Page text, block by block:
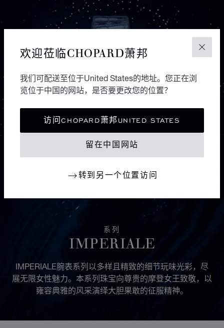
关闭
欢迎莅临CHOPARD萧邦
我们可配送至位于United States的地址。您正在浏
览位于中国的网站，是否要更改您的位置？
访问CHOPARD萧邦UNITED STATES
留在中国网站
转到另一个位置访问
系列
IMPERIALE
IMPERIALE腕表系列以多样且精致的细节玩味光彩，尽
展无限女性魅力。本系列珠宝向尊贵的摩登女王致敬，以
雍容典雅的风采演绎大胆果敢的征服精神。